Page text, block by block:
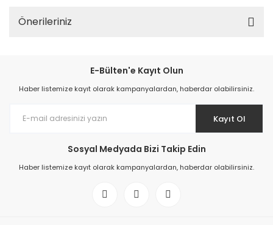
Önerileriniz
E-Bülten'e Kayıt Olun
Haber listemize kayıt olarak kampanyalardan, haberdar olabilirsiniz.
Kayıt Ol
Sosyal Medyada Bizi Takip Edin
Haber listemize kayıt olarak kampanyalardan, haberdar olabilirsiniz.